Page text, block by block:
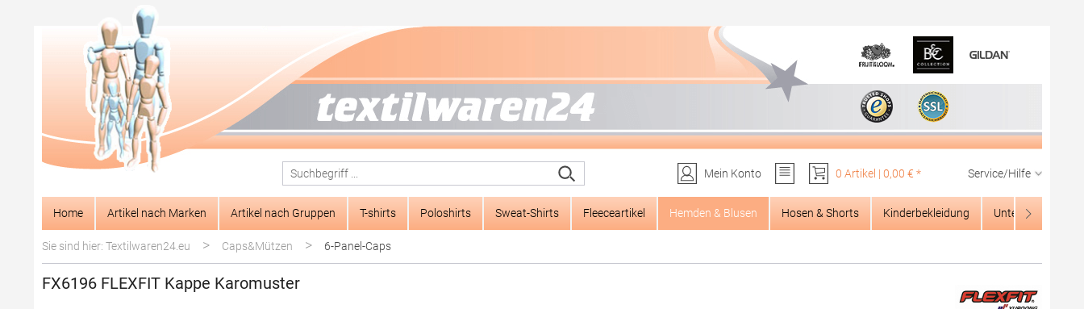
Zur Hauptnavigation springen
Mein Konto
0 Artikel | 0,00 € * Service/Hilfe
Home Artikel nach Marken Artikel nach Gruppen T-shirts Poloshirts Sweat-Shirts Fleeceartikel Hemden & Blusen Hosen & Shorts Kinderbekleidung Unterwäsche
Sie sind hier: Textilwaren24.eu > Caps&Mützen > 6-Panel-Caps
FX6196 FLEXFIT Kappe Karomuster